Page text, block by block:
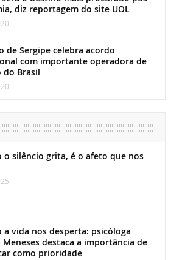
diz reportagem do site UOL
de Sergipe celebra acordo
com importante operadora de
Brasil
o silêncio grita, é o afeto que nos
a vida nos desperta: psicóloga
Meneses destaca a importância de
como prioridade